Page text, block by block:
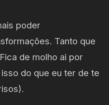
poder
Tanto que
de molho ai por
do que eu ter de te